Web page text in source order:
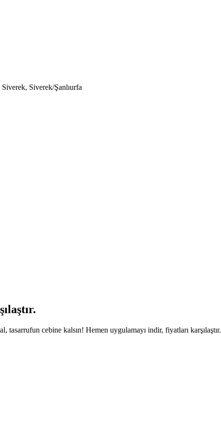
Siverek/Şanlıurfa
cebine kalsın! Hemen uygulamayı indir, fiyatları karşılaştır.